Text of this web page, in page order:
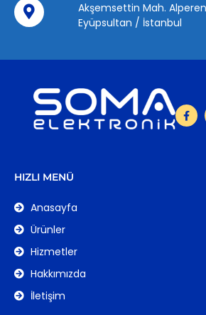
Akşemsettin Mah.
Eyüpsultan / İstanbul
HIZLI MENÜ
Anasayfa
Ürünler
Hizmetler
Hakkımızda
İletişim